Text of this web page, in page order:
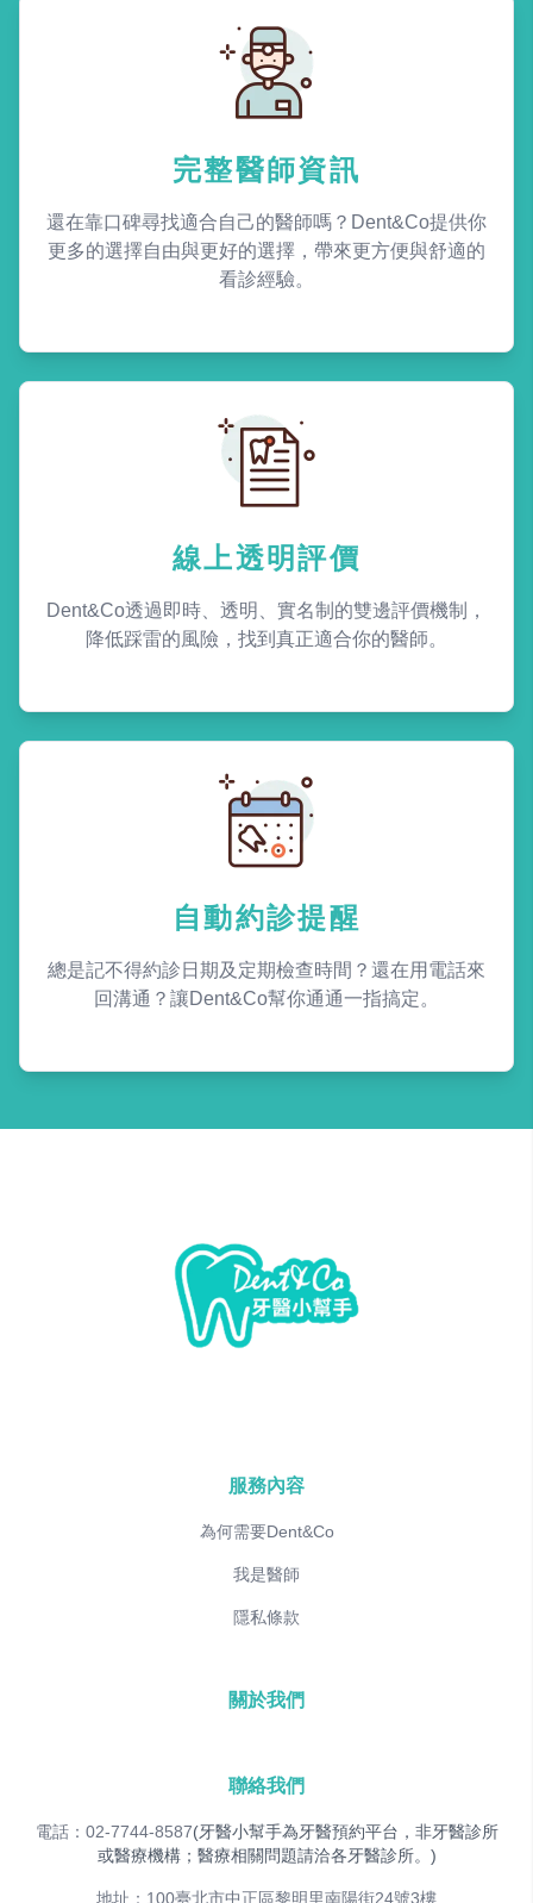
完整醫師資訊
還在靠口碑尋找適合自己的醫師嗎？Dent&Co提供你
更多的選擇自由與更好的選擇，帶來更方便與舒適的
看診經驗。
線上透明評價
Dent&Co透過即時、透明、實名制的雙邊評價機制，
降低踩雷的風險，找到真正適合你的醫師。
自動約診提醒
總是記不得約診日期及定期檢查時間？還在用電話來
回溝通？讓Dent&Co幫你通通一指搞定。
服務內容
為何需要Dent&Co
我是醫師
隱私條款
關於我們
聯絡我們
電話：02-7744-8587(牙醫小幫手為牙醫預約平台，非牙醫診所
或醫療機構；醫療相關問題請洽各牙醫診所。)
地址：100臺北市中正區黎明里南陽街24號3樓